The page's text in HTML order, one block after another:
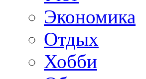
Экономика
Отдых
Хобби